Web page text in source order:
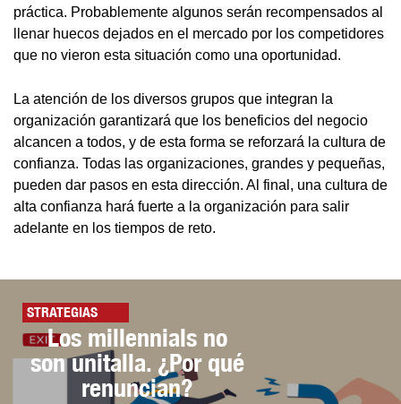
práctica. Probablemente algunos serán recompensados al
llenar huecos dejados en el mercado por los competidores
que no vieron esta situación como una oportunidad.
La atención de los diversos grupos que integran la
organización garantizará que los beneficios del negocio
alcancen a todos, y de esta forma se reforzará la cultura de
confianza. Todas las organizaciones, grandes y pequeñas,
pueden dar pasos en esta dirección. Al final, una cultura de
alta confianza hará fuerte a la organización para salir
adelante en los tiempos de reto.
STRATEGIAS
Los millennials no
son unitalla. ¿Por qué
renuncian?